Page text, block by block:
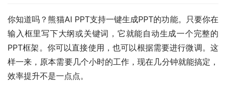
你知道吗？熊猫AI PPT支持一键生成PPT的功能。只要你在
输入框里写下大纲或关键词，它就能自动生成一个完整的
PPT框架。你可以直接使用，也可以根据需要进行微调。这
样一来，原本需要几个小时的工作，现在几分钟就能搞定，
效率提升不是一点点。